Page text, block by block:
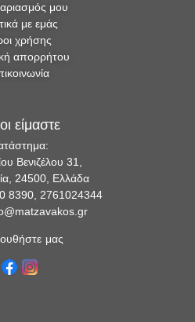
μου
με εμάς
χρήσης
απορρήτου
είμαστε
Βενιζέλου 31,
24500, Ελλάδα
8390, 2761024344
μας